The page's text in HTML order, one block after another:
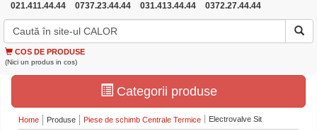
021.411.44.44 0737.23.44.44 031.413.44.44 0372.27.44.44
COS DE PRODUSE
(Nici un produs in cos)
Categorii produse
Home Produse Piese de schimb Centrale Termice Electrovalve Sit